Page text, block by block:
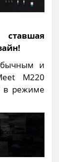
и
M220
в режиме